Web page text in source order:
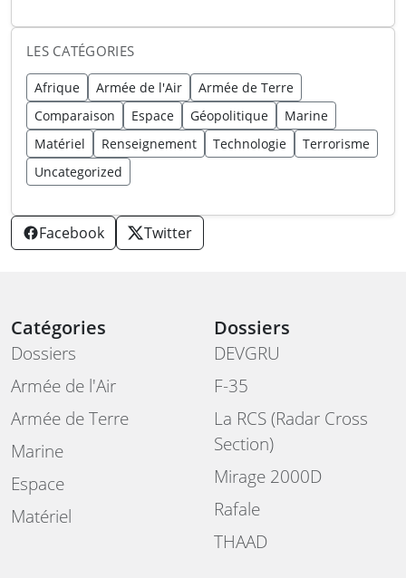
LES CATÉGORIES
Afrique Armée de l'Air
Armée de Terre
Comparaison
Espace Géopolitique
Marine
Matériel
Renseignement Technologie
Terrorisme
Uncategorized
Facebook Twitter
Catégories
Dossiers
Armée de l'Air
Armée de Terre
Marine
Espace
Matériel
Dossiers
DEVGRU
F-35
La RCS (Radar Cross
Section)
Mirage 2000D
Rafale
THAAD